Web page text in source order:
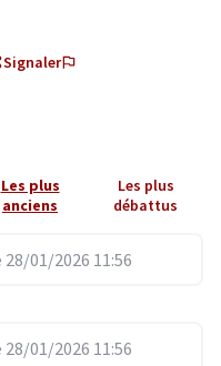
Signaler
Les plus
anciens
Les plus
débattus
01/2026 11:56
01/2026 11:56